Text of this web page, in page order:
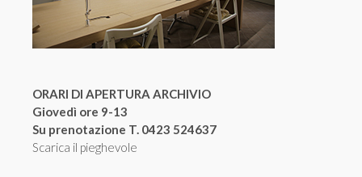
ORARI DI APERTURA ARCHIVIO
Giovedì ore 9-13
Su prenotazione T. 0423 524637
Scarica il pieghevole